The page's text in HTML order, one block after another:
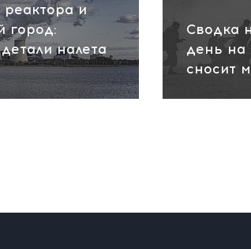
и
город:
налета
Сводка
день на
сносит